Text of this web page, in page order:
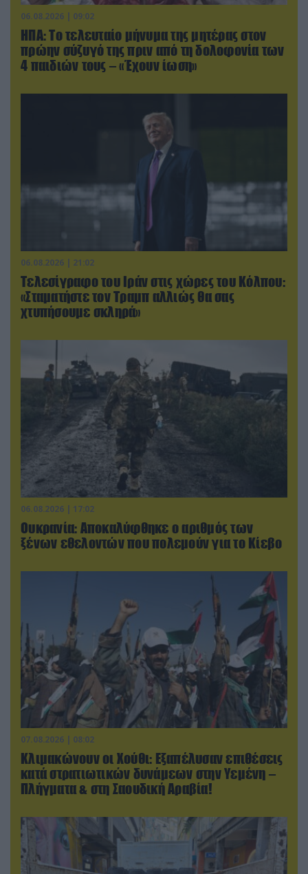
06.08.2026 | 09:02
ΗΠΑ: Το τελευταίο μήνυμα της μητέρας στον
πρώην σύζυγό της πριν από τη δολοφονία των
4 παιδιών τους – «Έχουν ίωση»
06.08.2026 | 21:02
Τελεσίγραφο του Ιράν στις χώρες του Κόλπου:
«Σταματήστε τον Τραμπ αλλιώς θα σας
χτυπήσουμε σκληρά»
06.08.2026 | 17:02
Ουκρανία: Αποκαλύφθηκε ο αριθμός των
ξένων εθελοντών που πολεμούν για το Κίεβο
07.08.2026 | 08:02
Κλιμακώνουν οι Χούθι: Eξαπέλυσαν επιθέσεις
κατά στρατιωτικών δυνάμεων στην Υεμένη –
Πλήγματα & στη Σαουδική Αραβία!